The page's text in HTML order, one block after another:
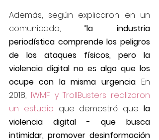
Además, según explicaron en un
comunicado, “la industria
periodística comprende los peligros
de los ataques físicos, pero la
violencia digital no es algo que los
ocupe con la misma urgencia. En
2018, IWMF y TrollBusters realizaron
un estudio que demostró que la
violencia digital - que busca
intimidar, promover desinformación